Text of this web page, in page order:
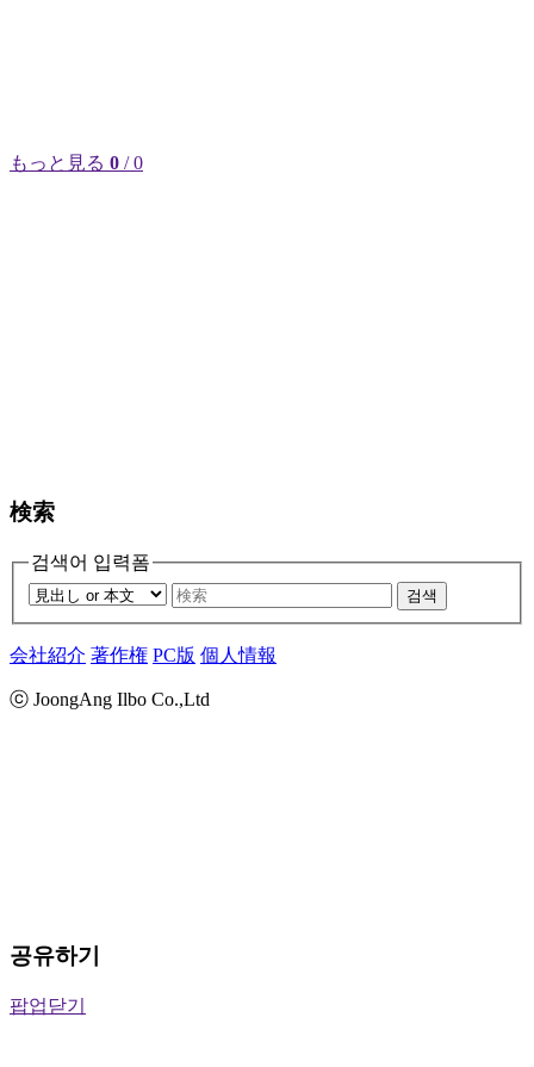
もっと見る 0 / 0
検索
검색어 입력폼
검색
会社紹介 著作権 PC版 個人情報
ⓒ JoongAng Ilbo Co.,Ltd
공유하기
팝업닫기